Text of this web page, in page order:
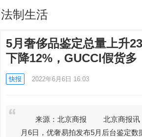
法制生活
5月奢侈品鉴定总量上升
下降12%，GUCCI假货多
快报 2022年6月6日 16:03
来源：北京商报 北京商报讯（
月6日，优奢易拍发布5月后台鉴定数